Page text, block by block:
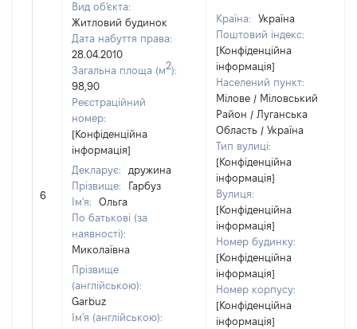
6
Вид об'єкта:
Житловий будинок
Дата набуття права:
28.04.2010
Загальна площа (м2):
98,90
Реєстраційний
номер:
[Конфіденційна
інформація]
Декларує:
дружина
Прізвище:
Гарбуз
Ім'я:
Ольга
По батькові (за
наявності):
Миколаївна
Прізвище
(англійською):
Garbuz
Ім'я (англійською):
Країна:
Україна
Поштовий індекс:
[Конфіденційна
інформація]
Населений пункт:
Мілове / Міловський
Район / Луганська
Область / Україна
Тип вулиці:
[Конфіденційна
інформація]
Вулиця:
[Конфіденційна
інформація]
Номер будинку:
[Конфіденційна
інформація]
Номер корпусу:
[Конфіденційна
інформація]